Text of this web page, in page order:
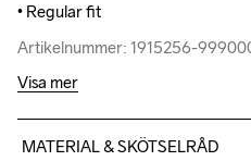
• Regular fit
Artikelnummer: 1915256-
• Regular fit
Artikelnummer: 1915256-
Visa mer
MATERIAL & SKÖTSELRÅD